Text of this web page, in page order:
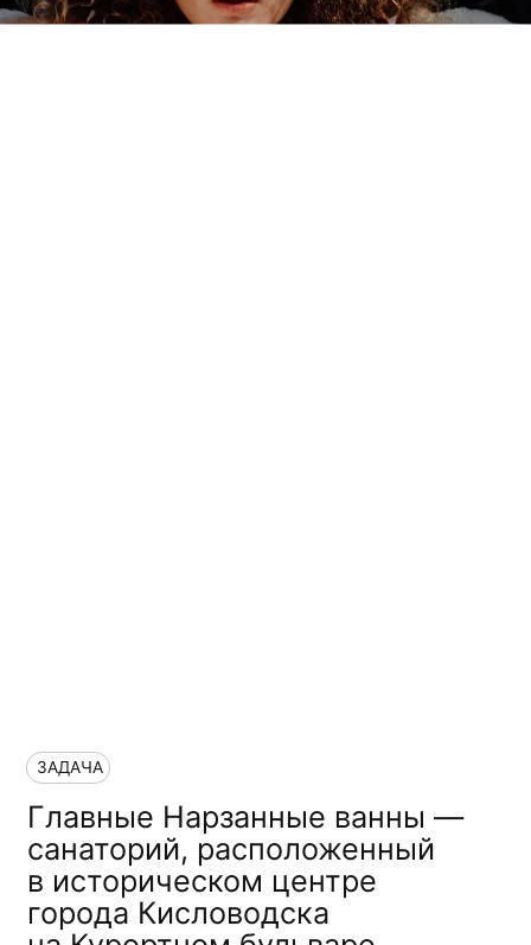
на Курортном бульваре
привлечение посетителей на общие
процедуры, продав путевки в санаторий.